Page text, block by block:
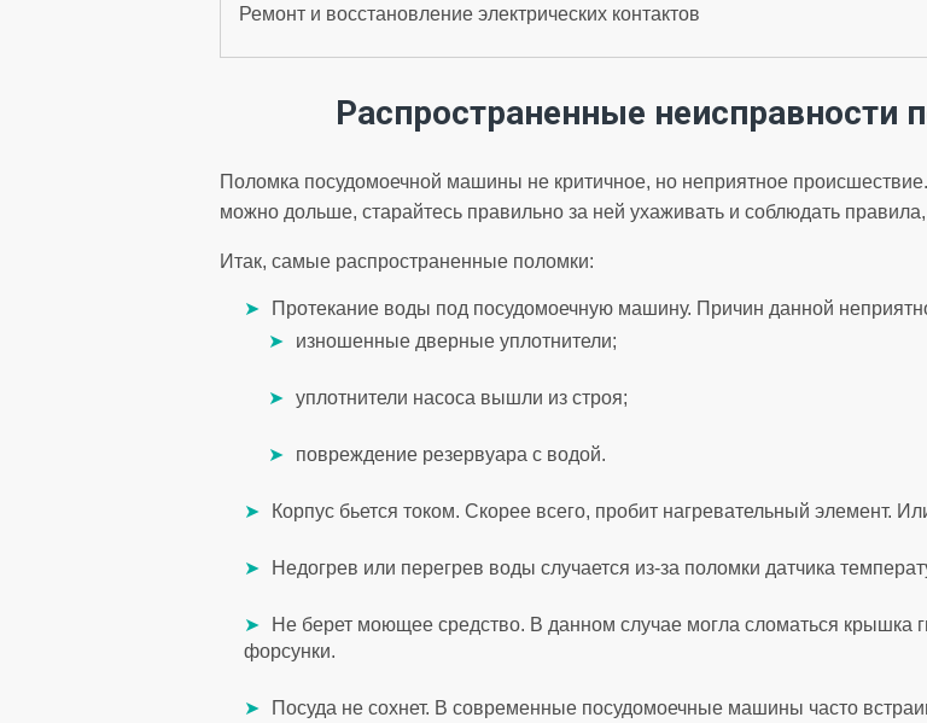
Ремонт и восстановление электрических контактов
Распространенные
Поломка посудомоечной машины не критичное, но неприятное
можно дольше, старайтесь правильно за ней ухаживать и соблюдать
Итак, самые распространенные поломки:
Протекание воды под посудомоечную машину. Причин данной
изношенные дверные уплотнители;
уплотнители насоса вышли из строя;
повреждение резервуара с водой.
Корпус бьется током. Скорее всего, пробит нагревательный элемент.
Недогрев или перегрев воды случается из-за поломки датчика
Не берет моющее средство. В данном случае могла сломаться крышка
форсунки.
Посуда не сохнет. В современные посудомоечные машины часто